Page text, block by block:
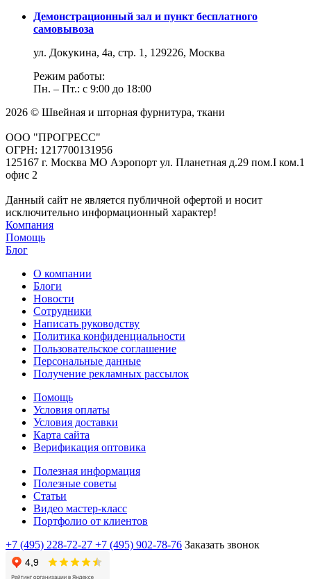
Демонстрационный зал и пункт бесплатного
самовывоза
ул. Докукина, 4а, стр. 1, 129226, Москва
Режим работы:
Пн. – Пт.: с 9:00 до 18:00
2026 © Швейная и шторная фурнитура, ткани
ООО "ПРОГРЕСС"
ОГРН: 1217700131956
125167 г. Москва МО Аэропорт ул. Планетная д.29 пом.I ком.1
офис 2
Данный сайт не является публичной офертой и носит
исключительно информационный характер!
Компания
Помощь
Блог
О компании
Блоги
Новости
Сотрудники
Написать руководству
Политика конфиденциальности
Пользовательское соглашение
Персональные данные
Получение рекламных рассылок
Помощь
Условия оплаты
Условия доставки
Карта сайта
Верификация оптовика
Полезная информация
Полезные советы
Статьи
Видео мастер-класс
Портфолио от клиентов
+7 (495) 228-72-27 +7 (495) 902-78-76 Заказать звонок